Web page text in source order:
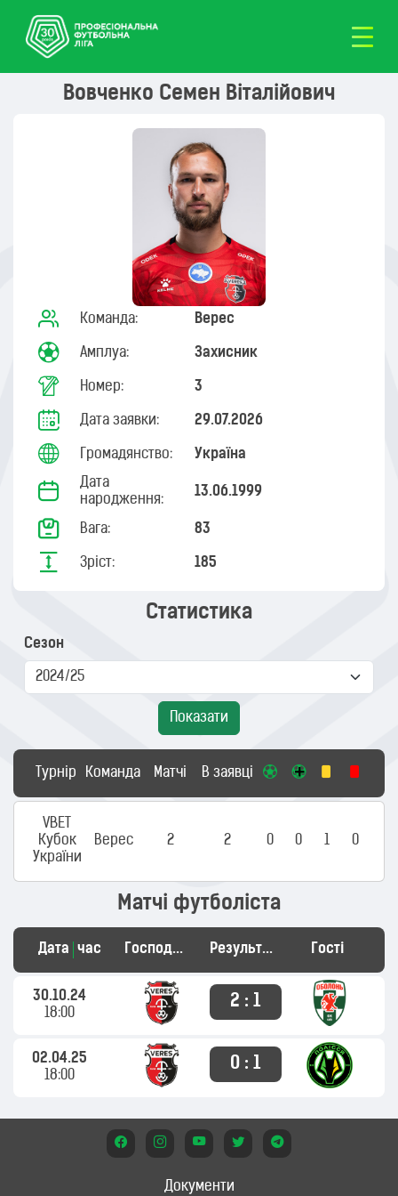
Вовченко Семен Віталійович
Команда: Верес
Амплуа: Захисник
Номер: 3
Дата заявки: 29.07.2026
Громадянство: Україна
Дата
народження:
13.06.1999
Вага: 83
Зріст: 185
Статистика
Сезон
Показати
Турнір Команда Матчі В заявці
VBET
Кубок
України
Верес 2 2 0 0 1 0
Матчі футболіста
Дата час Господарі Результат Гості
30.10.24
18:00
2 : 1
02.04.25
18:00
0 : 1
Документи